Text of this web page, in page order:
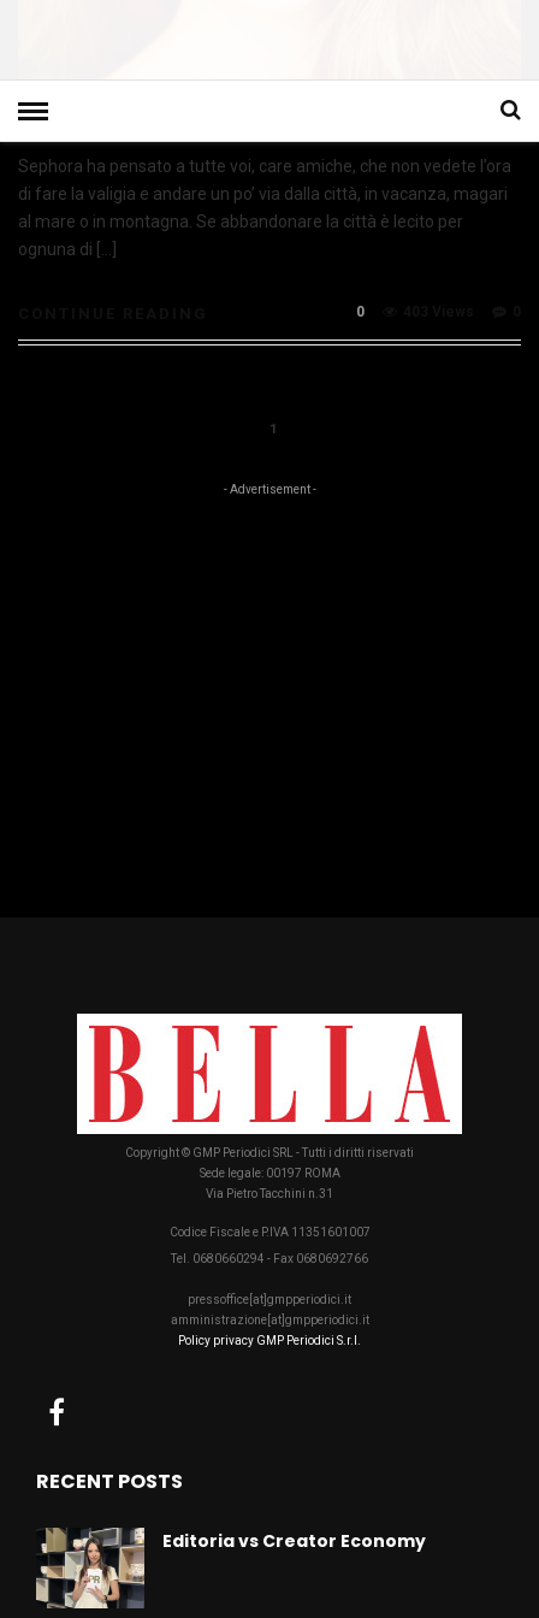
Sephora ha pensato a tutte voi, care amiche, che non vedete l’ora
di fare la valigia e andare un po’ via dalla città, in vacanza, magari
al mare o in montagna. Se abbandonare la città è lecito per
ognuna di […]
0
1
- Advertisement -
Copyright © GMP Periodici SRL - Tutti i diritti riservati
Sede legale: 00197 ROMA
Via Pietro Tacchini n.31
Codice Fiscale e P.IVA 11351601007
Tel. 0680660294 - Fax 0680692766
pressoffice[at]gmpperiodici.it
amministrazione[at]gmpperiodici.it
Policy privacy GMP Periodici S.r.l.
RECENT POSTS
Editoria vs Creator Economy